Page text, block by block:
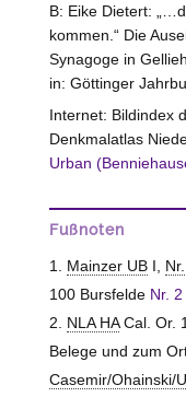
B: Eike Dietert:
kommen.“ Die
Synagoge in
in: Göttinger
Internet: Bildindex
Denkmalatlas
Urban
Fußnoten
Mainzer UBI, Nr.
100 Bursfelde Nr. 2
NLA HACal. Or.
Belege und zum
Casemir/Ohainski/